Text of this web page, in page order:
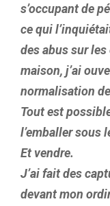
s’occupant de
ce qui
des abus sur
maison, j’ai
normalisation
Tout est
l’emballer sous
Et vendre.
J’ai fait des
devant mon